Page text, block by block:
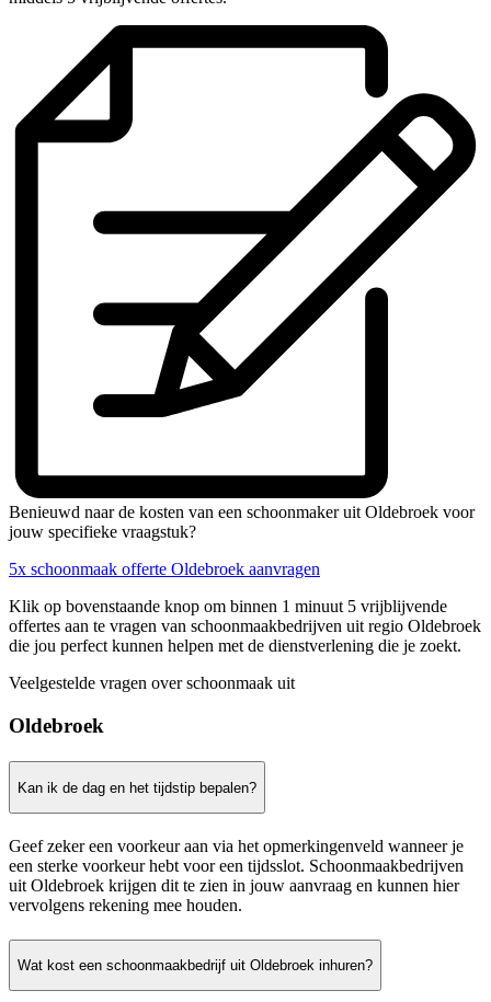
Benieuwd naar de kosten van een schoonmaker uit Oldebroek voor
jouw specifieke vraagstuk?
5x schoonmaak offerte Oldebroek aanvragen
Klik op bovenstaande knop om binnen 1 minuut 5 vrijblijvende
offertes aan te vragen van schoonmaakbedrijven uit regio Oldebroek
die jou perfect kunnen helpen met de dienstverlening die je zoekt.
Veelgestelde vragen over schoonmaak uit
Oldebroek
Kan ik de dag en het tijdstip bepalen?
Geef zeker een voorkeur aan via het opmerkingenveld wanneer je
een sterke voorkeur hebt voor een tijdsslot. Schoonmaakbedrijven
uit Oldebroek krijgen dit te zien in jouw aanvraag en kunnen hier
vervolgens rekening mee houden.
Wat kost een schoonmaakbedrijf uit Oldebroek inhuren?